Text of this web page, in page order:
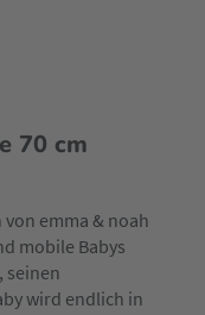
70 cm
emma & noah
mobile Babys
seinen
wird endlich in